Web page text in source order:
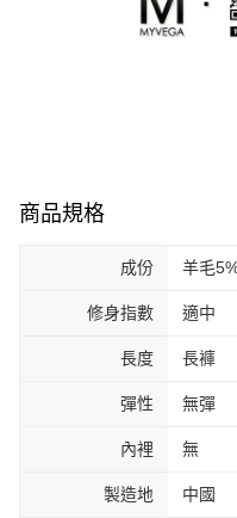
商品規格
成份 羊毛
修身指數 適中
長度 長褲
彈性 無彈
內裡 無
製造地 中國